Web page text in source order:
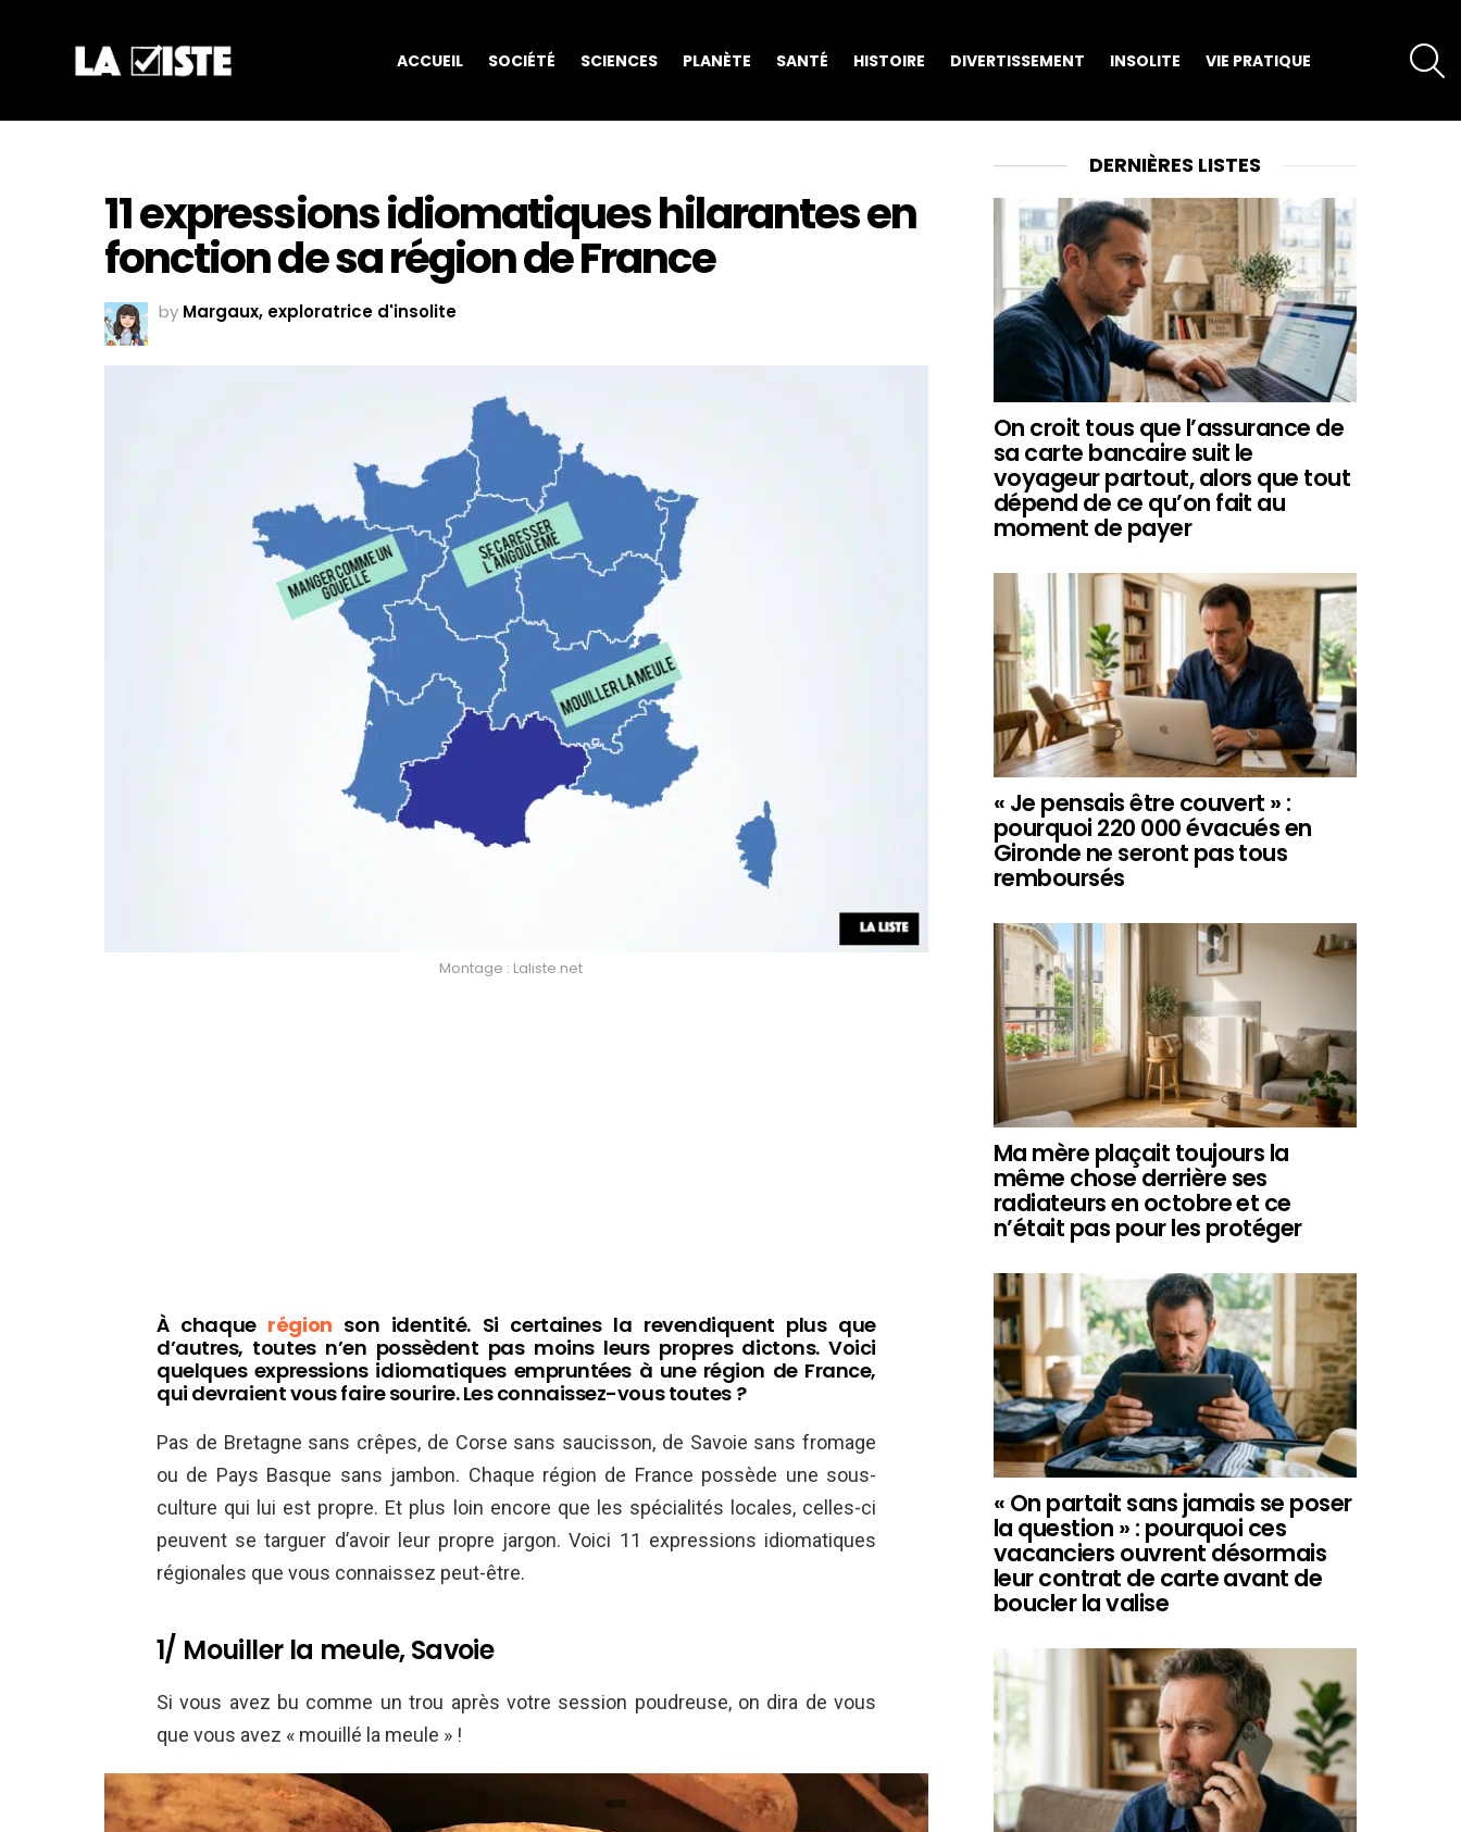
ACCUEIL SOCIÉTÉ SCIENCES PLANÈTE SANTÉ HISTOIRE DIVERTISSEMENT INSOLITE VIE PRATIQUE
11 expressions idiomatiques hilarantes en
fonction de sa région de France
by Margaux, exploratrice d'insolite
Montage : Laliste.net
À chaque région son identité. Si certaines la revendiquent plus que
d’autres, toutes n’en possèdent pas moins leurs propres dictons. Voici
quelques expressions idiomatiques empruntées à une région de France,
qui devraient vous faire sourire. Les connaissez-vous toutes ?
Pas de Bretagne sans crêpes, de Corse sans saucisson, de Savoie sans fromage
ou de Pays Basque sans jambon. Chaque région de France possède une sous-
culture qui lui est propre. Et plus loin encore que les spécialités locales, celles-ci
peuvent se targuer d’avoir leur propre jargon. Voici 11 expressions idiomatiques
régionales que vous connaissez peut-être.
1/ Mouiller la meule, Savoie
Si vous avez bu comme un trou après votre session poudreuse, on dira de vous
que vous avez « mouillé la meule » !
DERNIÈRES LISTES
On croit tous que l’assurance de
sa carte bancaire suit le
voyageur partout, alors que tout
dépend de ce qu’on fait au
moment de payer
« Je pensais être couvert » :
pourquoi 220 000 évacués en
Gironde ne seront pas tous
remboursés
Ma mère plaçait toujours la
même chose derrière ses
radiateurs en octobre et ce
n’était pas pour les protéger
« On partait sans jamais se poser
la question » : pourquoi ces
vacanciers ouvrent désormais
leur contrat de carte avant de
boucler la valise